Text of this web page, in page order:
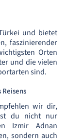
und bietet
faszinierender
Orten
und die vielen
sind.
wir dir,
du nicht nur
Izmir Adnan
sondern auch